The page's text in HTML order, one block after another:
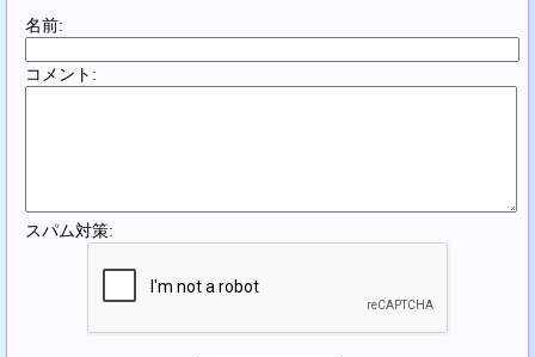
名前:
コメント:
スパム対策: